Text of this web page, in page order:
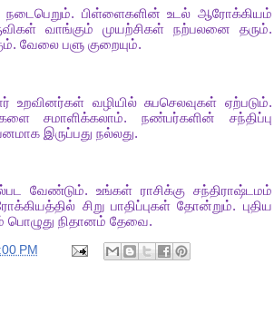
நடைபெறும். பிள்ளைகளின் உடல் ஆரோக்கியம்
வாங்கும் முயற்சிகள் நற்பலனை தரும்.
. வேலை பளு குறையும்.
உறவினர்கள் வழியில் சுபசெலவுகள் ஏற்படும்.
சமாளிக்கலாம். நண்பர்களின்
சந்திப்பு
இருப்பது நல்லது.
வேண்டும். உங்கள் ராசிக்கு சந்திராஷ்டமம்
சிறு பாதிப்புகள் தோன்றும். புதிய
பொழுது நிதானம் தேவை.
PM